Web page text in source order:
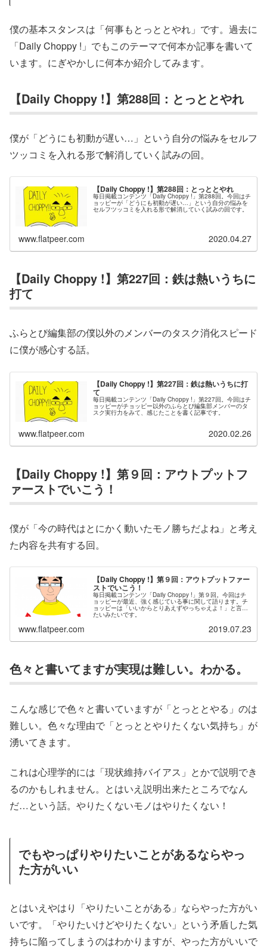
僕の基本スタンスは「何事もとっととやれ」です。過去に
「Daily Choppy !」でもこのテーマで何本か記事を書いて
います。にぎやかしに何本か紹介してみます。
【Daily Choppy !】第288回：とっととやれ
僕が「どうにも初動が遅い…」という自分の悩みをセルフ
ツッコミを入れる形で解消していく試みの回。
【Daily Choppy !】第288回：とっととやれ
毎日掲載コンテンツ「Daily Choppy !」第288回。今回はチ
ョッピーが「どうにも初動が遅い…」という自分の悩みを
セルフツッコミを入れる形で解消していく試みの回です。
www.flatpeer.com 2020.04.27
【Daily Choppy !】第227回：鉄は熱いうちに
打て
ふらとぴ編集部の僕以外のメンバーのタスク消化スピード
に僕が感心する話。
【Daily Choppy !】第227回：鉄は熱いうちに打
て
毎日掲載コンテンツ「Daily Choppy !」第227回。今回はチ
ョッピーがチョッピー以外のふらとぴ編集部メンバーのタ
スク実行力をみて、感じたことを書く記事です。
www.flatpeer.com 2020.02.26
【Daily Choppy !】第９回：アウトプットフ
ァーストでいこう！
僕が「今の時代はとにかく動いたモノ勝ちだよね」と考え
た内容を共有する回。
【Daily Choppy !】第９回：アウトプットファー
ストでいこう！
毎日掲載コンテンツ「Daily Choppy !」第９回。今回はチ
ョッピーが最近、強く感じている事に関して語ります。チ
ョッピーは「いいからとりあえずやっちゃえよ！」と言い
たいみたいです。
www.flatpeer.com 2019.07.23
色々と書いてますが実現は難しい。わかる。
こんな感じで色々と書いていますが「とっととやる」のは
難しい。色々な理由で「とっととやりたくない気持ち」が
湧いてきます。
これは心理学的には「現状維持バイアス」とかで説明でき
るのかもしれません。とはいえ説明出来たところでなん
だ…という話。やりたくないモノはやりたくない！
でもやっぱりやりたいことがあるならやっ
た方がいい
とはいえやはり「やりたいことがある」ならやった方がい
いです。「やりたいけどやりたくない」という矛盾した気
持ちに陥ってしまうのはわかりますが、やった方がいいで